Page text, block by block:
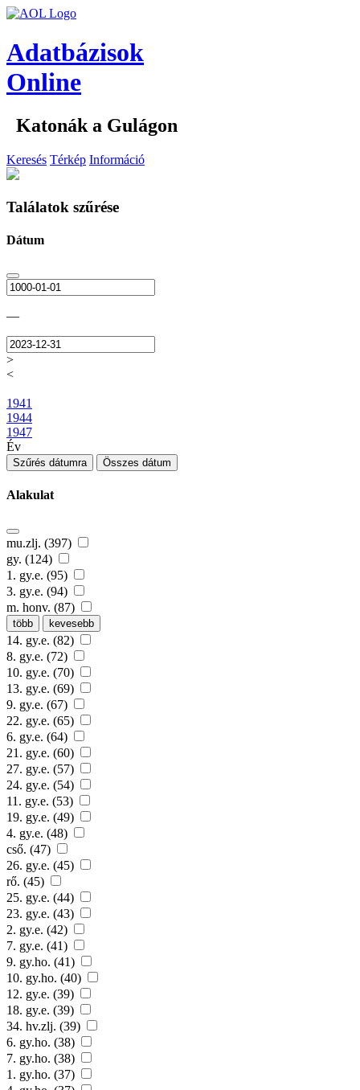
Adatbázisok
Online
Katonák a Gulágon
Keresés Térkép Információ
Találatok szűrése
Dátum
—
>
<
1941
1944
1947
Év
Szűrés dátumra Összes dátum
Alakulat
mu.zlj. (397)
gy. (124)
1. gy.e. (95)
3. gy.e. (94)
m. honv. (87)
több kevesebb
14. gy.e. (82)
8. gy.e. (72)
10. gy.e. (70)
13. gy.e. (69)
9. gy.e. (67)
22. gy.e. (65)
6. gy.e. (64)
21. gy.e. (60)
27. gy.e. (57)
24. gy.e. (54)
11. gy.e. (53)
19. gy.e. (49)
4. gy.e. (48)
cső. (47)
26. gy.e. (45)
rő. (45)
25. gy.e. (44)
23. gy.e. (43)
2. gy.e. (42)
7. gy.e. (41)
9. gy.ho. (41)
10. gy.ho. (40)
12. gy.e. (39)
18. gy.e. (39)
34. hv.zlj. (39)
6. gy.ho. (38)
7. gy.ho. (38)
1. gy.ho. (37)